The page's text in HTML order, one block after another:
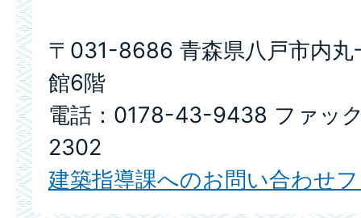
〒031-8686 青森県八戸市内丸
館6階
電話：0178-43-9438 ファッ
2302
建築指導課へのお問い合わせ